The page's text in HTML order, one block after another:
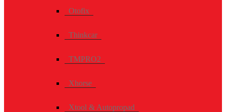
Otofix
Thinkcar
TMPRO2
Xhorse
Xtool & Autopropad